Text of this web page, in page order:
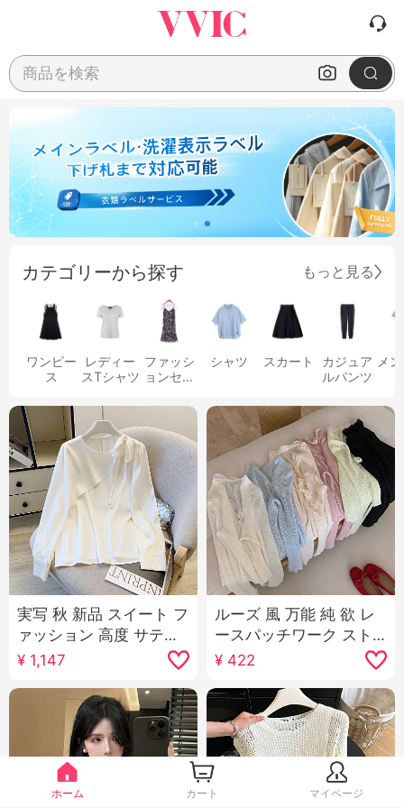
商品を検索
カテゴリーから探す もっと見る
ワンピー
ス
レディー
スTシャツ
ファッシ
ョンセッ
シャツ スカート
カジュア
ルパンツ
メ
実写 秋 新品 スイート フ
ァッション 高度 サテン
リボン リボン シフォン
フレンチ シャツ レディ
ーストップス
¥ 1,147
ルーズ 風 万能 純 欲 レ
ースパッチワーク スト
ラップ ニット カーディ
ガン 女性用 春 シンプル
スリム効果 長袖 日焼け
止めシャツ
¥ 422
ホーム カート マイページ